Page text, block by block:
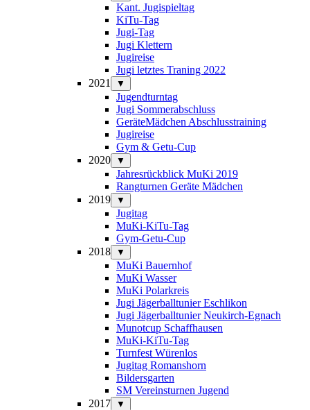
Kant. Jugispieltag
KiTu-Tag
Jugi-Tag
Jugi Klettern
Jugireise
Jugi letztes Traning 2022
2021
▼
Jugendturntag
Jugi Sommerabschluss
GeräteMädchen Abschlusstraining
Jugireise
Gym & Getu-Cup
2020
▼
Jahresrückblick MuKi 2019
Rangturnen Geräte Mädchen
2019
▼
Jugitag
MuKi-KiTu-Tag
Gym-Getu-Cup
2018
▼
MuKi Bauernhof
MuKi Wasser
MuKi Polarkreis
Jugi Jägerballtunier Eschlikon
Jugi Jägerballtunier Neukirch-Egnach
Munotcup Schaffhausen
MuKi-KiTu-Tag
Turnfest Würenlos
Jugitag Romanshorn
Bildersgarten
SM Vereinsturnen Jugend
2017
▼